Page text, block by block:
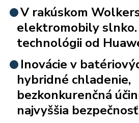
V rakúskom
elektromobily slnko.
technológii od
Inovácie v
hybridné chladenie,
bezkonkurenčná
najvyššia